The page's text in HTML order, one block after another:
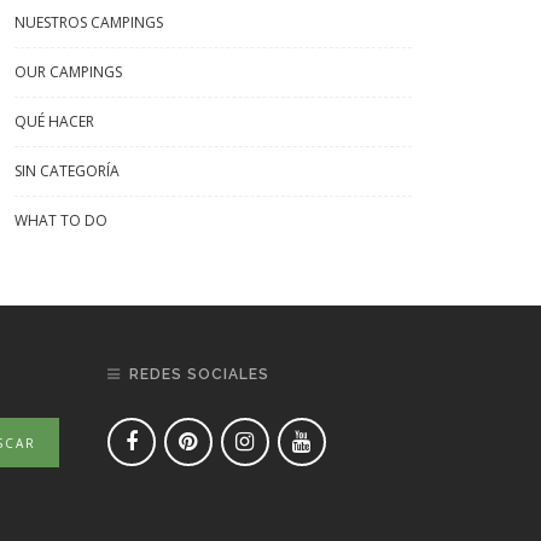
NUESTROS CAMPINGS
OUR CAMPINGS
QUÉ HACER
SIN CATEGORÍA
WHAT TO DO
REDES SOCIALES